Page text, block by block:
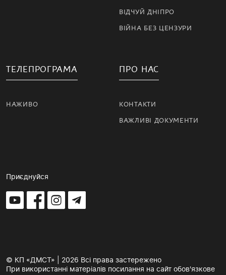
ВІДЧУЙ ДНІПРО
ВІЙНА БЕЗ ЦЕНЗУРИ
ТЕЛЕПРОГРАМА
НАЖИВО
ПРО НАС
КОНТАКТИ
ВАЖЛИВІ ДОКУМЕНТИ
Приєднуйся
© КП «ДМСТ» | 2026 Всі права застережено
При використанні матеріалів посилання на сайт обов'язкове